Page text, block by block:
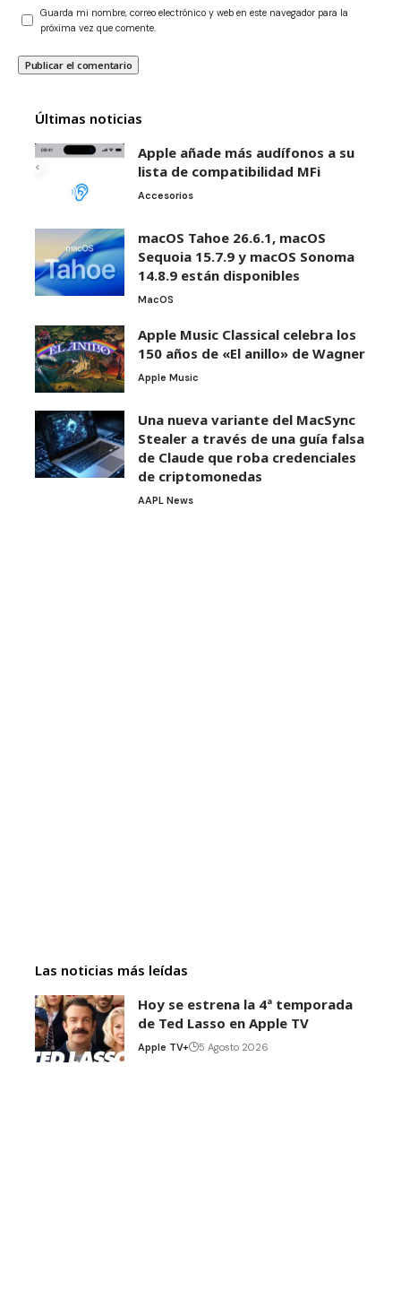
Guarda mi nombre, correo electrónico y web en este navegador para la
próxima vez que comente.
Últimas noticias
Apple añade más audífonos a su
lista de compatibilidad MFi
Accesorios
macOS Tahoe 26.6.1, macOS
Sequoia 15.7.9 y macOS Sonoma
14.8.9 están disponibles
MacOS
Apple Music Classical celebra los
150 años de «El anillo» de Wagner
Apple Music
Una nueva variante del MacSync
Stealer a través de una guía falsa
de Claude que roba credenciales
de criptomonedas
AAPL News
Las noticias más leídas
Hoy se estrena la 4ª temporada
de Ted Lasso en Apple TV
Apple TV+ 5 Agosto 2026